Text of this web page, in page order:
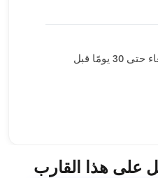
استرداد مع خيار الإلغاء حتى 30 يومًا قبل
على هذا القارب